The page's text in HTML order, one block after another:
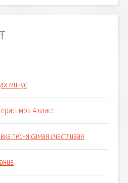
минус
4 класс
песня самая счастливая